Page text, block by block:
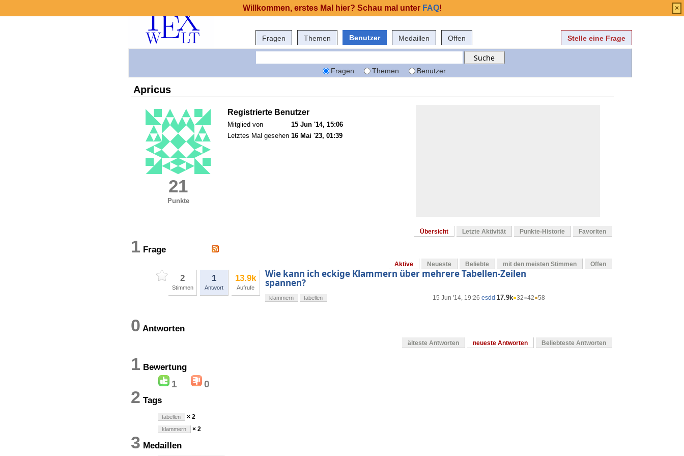
Fragen Themen Benutzer Medaillen Offen Stelle eine Frage
Fragen Themen Benutzer
Apricus
21
Punkte
Registrierte Benutzer
Mitglied von
15 Jun '14, 15:06
Letztes Mal gesehen 16 Mai '23, 01:39
Übersicht Letzte Aktivität Punkte-Historie Favoriten
1 Frage
Aktive Neueste Beliebte mit den meisten Stimmen Offen
2
Stimmen
1
Antwort
13.9k
Aufrufe
Wie kann ich eckige Klammern über mehrere Tabellen-Zeilen
spannen?
15 Jun '14, 19:26 esdd 17.9k●32●42●58
klammern tabellen
0 Antworten
älteste Antworten neueste Antworten Beliebteste Antworten
1 Bewertung
1 0
2 Tags
tabellen × 2
klammern × 2
3 Medaillen
Willkommen, erstes Mal hier? Schau mal unter FAQ! ×